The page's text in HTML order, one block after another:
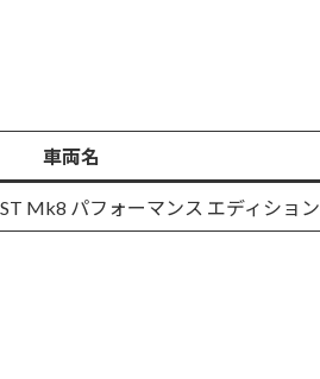
車両名
Mk8 パフォーマンス エディション